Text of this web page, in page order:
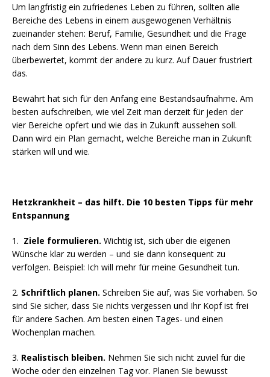
Um langfristig ein zufriedenes Leben zu führen, sollten alle
Bereiche des Lebens in einem ausgewogenen Verhältnis
zueinander stehen: Beruf, Familie, Gesundheit und die Frage
nach dem Sinn des Lebens. Wenn man einen Bereich
überbewertet, kommt der andere zu kurz. Auf Dauer frustriert
das.
Bewährt hat sich für den Anfang eine Bestandsaufnahme. Am
besten aufschreiben, wie viel Zeit man derzeit für jeden der
vier Bereiche opfert und wie das in Zukunft aussehen soll.
Dann wird ein Plan gemacht, welche Bereiche man in Zukunft
stärken will und wie.
Hetzkrankheit – das hilft. Die 10 besten Tipps für mehr
Entspannung
1. Ziele formulieren. Wichtig ist, sich über die eigenen
Wünsche klar zu werden – und sie dann konsequent zu
verfolgen. Beispiel: Ich will mehr für meine Gesundheit tun.
2. Schriftlich planen. Schreiben Sie auf, was Sie vorhaben. So
sind Sie sicher, dass Sie nichts vergessen und Ihr Kopf ist frei
für andere Sachen. Am besten einen Tages- und einen
Wochenplan machen.
3. Realistisch bleiben. Nehmen Sie sich nicht zuviel für die
Woche oder den einzelnen Tag vor. Planen Sie bewusst